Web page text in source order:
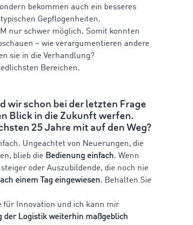
bekommen auch ein besseres
Gepflogenheiten.
nur schwer möglich. Somit konnten
– wie verargumentieren andere
sie in die Verhandlung?
Bereichen.
wir schon bei der letzten Frage
Blick in die Zukunft werfen.
25 Jahre mit auf den Weg?
Ungeachtet von Neuerungen, die
blieb die Bedienung einfach. Wenn
oder Auszubildende, die noch nie
einem Tag eingewiesen. Behalten Sie
für Innovation und ich kann mir
der Logistik weiterhin maßgeblich